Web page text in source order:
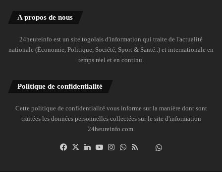
A propos de nous
24heureinfo est un site togolais d'information qui traite de l'actualité
nationale (Économie, Politique, Société, Sport & Santé..) et internationale en
temps réel et en continu.
Politique de confidentialité
Cette politique de confidentialité vous informe sur la manière dont sont
traitées les données personnelles collectées sur le site d'information
24heureinfo.com.
Facebook
X LinkedinYouTubeInstagramWhatsAppDailymotion